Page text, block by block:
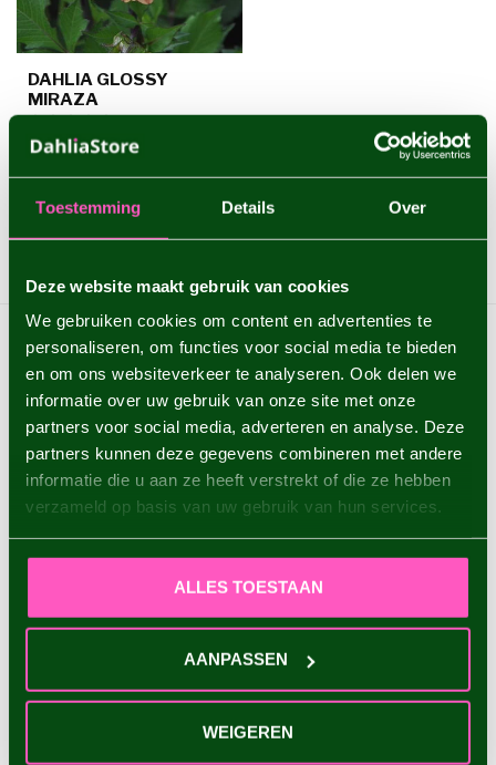
Toestemming Details Over
Deze website maakt gebruik van cookies
We gebruiken cookies om content en advertenties te
personaliseren, om functies voor social media te bieden
en om ons websiteverkeer te analyseren. Ook delen we
informatie over uw gebruik van onze site met onze
partners voor social media, adverteren en analyse. Deze
partners kunnen deze gegevens combineren met andere
informatie die u aan ze heeft verstrekt of die ze hebben
verzameld op basis van uw gebruik van hun services.
ALLES TOESTAAN
AANPASSEN
WEIGEREN
DAHLIA GLOSSY
MIRAZA
Een nieuwe dahlia met
unieke koperkleur - 1 stuks
worden ...
€5,95